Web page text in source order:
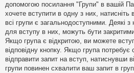
допомогою посилання "Групи" в вашій
хочете вступити в одну з них, натисніть
всі групи є загальнодоступними. Деякі
для вступу в них, можуть бути
Якщо група є відкритою, ви можете
відповідну кнопку. Якщо група
відправити запит на вступ, натиснувши
групи повинен схвалити ваш запит в